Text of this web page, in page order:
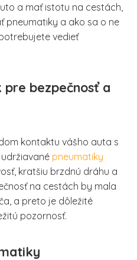
a mať istotu na cestách,
pneumatiky a ako sa o ne
vedieť
bezpečnosť a
kontaktu vášho auta s
pneumatiky
kratšiu brzdnú dráhu a
na cestách by mala
a preto je dôležité
pozornosť.